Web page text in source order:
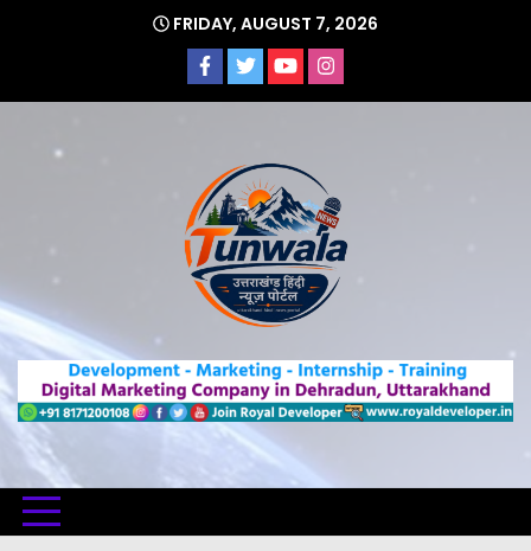
FRIDAY, AUGUST 7, 2026
Uttarakhand Hindi News Portal